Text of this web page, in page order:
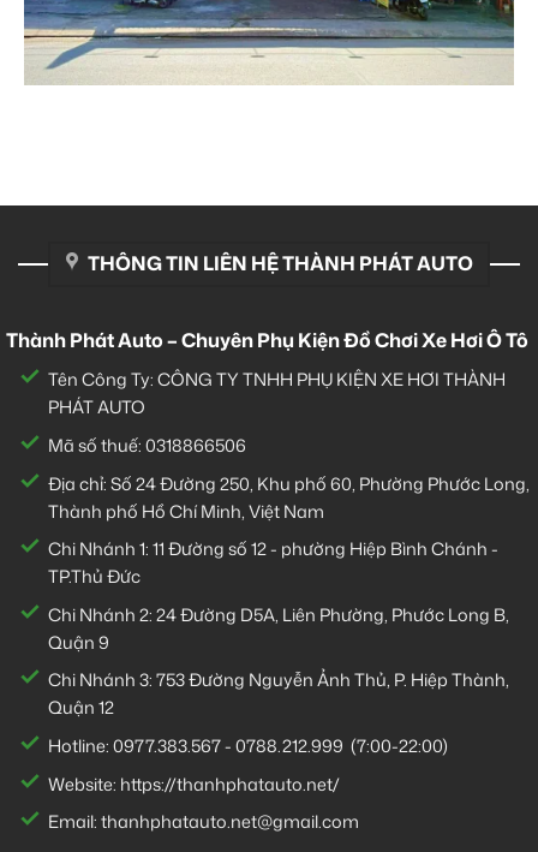
THÔNG TIN LIÊN HỆ THÀNH PHÁT AUTO
Thành Phát Auto – Chuyên Phụ Kiện Đồ Chơi Xe Hơi Ô Tô
Tên Công Ty: CÔNG TY TNHH PHỤ KIỆN XE HƠI THÀNH
PHÁT AUTO
Mã số thuế: 0318866506
Địa chỉ: Số 24 Đường 250, Khu phố 60, Phường Phước Long,
Thành phố Hồ Chí Minh, Việt Nam
Chi Nhánh 1:11 Đường số 12 - phường Hiệp Bình Chánh -
TP.Thủ Đức
Chi Nhánh 2:24 Đường D5A, Liên Phường, Phước Long B,
Quận 9
Chi Nhánh 3:753 Đường Nguyễn Ảnh Thủ, P. Hiệp Thành,
Quận 12
Hotline:0977.383.567-0788.212.999 (7:00-22:00)
Website: https://thanhphatauto.net/
Email:thanhphatauto.net@gmail.com